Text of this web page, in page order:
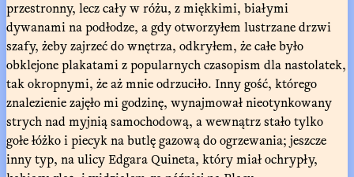
przestronny, lecz cały w różu, z miękkimi, białymi
dywanami na podłodze, a gdy otworzyłem lustrzane drzwi
szafy, żeby zajrzeć do wnętrza, odkryłem, że całe było
obklejone plakatami z popularnych czasopism dla nastolatek,
tak okropnymi, że aż mnie odrzuciło. Inny gość, którego
znalezienie zajęło mi godzinę, wynajmował nieotynkowany
strych nad myjnią samochodową, a wewnątrz stało tylko
gołe łóżko i piecyk na butlę gazową do ogrzewania; jeszcze
inny typ, na ulicy Edgara Quineta, który miał ochrypły,